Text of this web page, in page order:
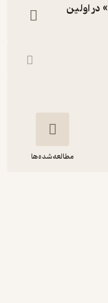
تخفیف با کد «HIFIDIBO» در اولین
مطالعه‌شده‌ها